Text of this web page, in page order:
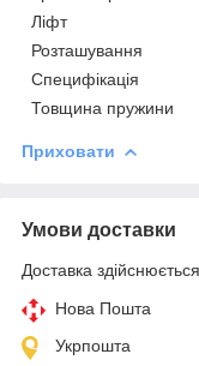
Ліфт
Розташування
Специфікація
Товщина пружини
Приховати
Умови доставки
Доставка
Нова Пошта
Укрпошта